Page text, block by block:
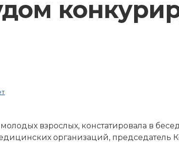
взрослых, констатировала в
организаций, председатель